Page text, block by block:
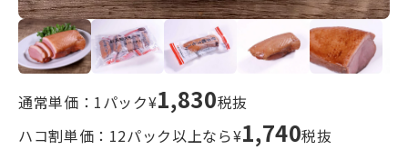
通常単価：1パック¥1,830税抜
ハコ割単価：12パック以上なら¥1,740税抜